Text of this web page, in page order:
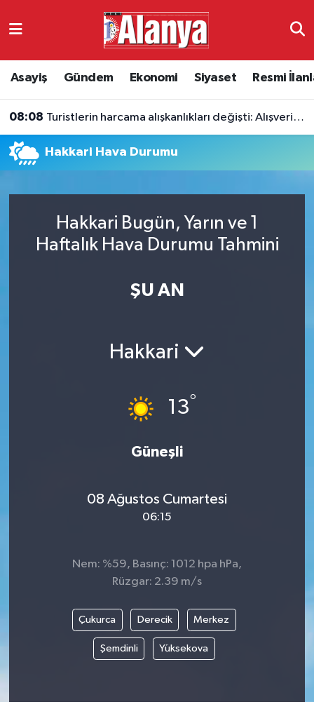
Asayiş Gündem Ekonomi Siyaset Resmi
08:08 Turistlerin harcama alışkanlıkları değişti: Alışveriş düştü
Hakkari Hava Durumu
Hakkari Bugün, Yarın ve 1
Haftalık Hava Durumu Tahmini
ŞU AN
Hakkari
13°
Güneşli
08 Ağustos Cumartesi
06:15
Nem: %59, Basınç: 1012 hpa hPa,
Rüzgar: 2.39 m/s
Çukurca Derecik Merkez
Şemdinli Yüksekova
Ekonomi
Siyaset
Resmi İlanlar
Alanyaspor
Antalya Namaz Vakitleri
Antalya Trafik Yoğunluk Haritası
Süper Lig Puan Durumu ve Fikstür
Tüm Manşetler